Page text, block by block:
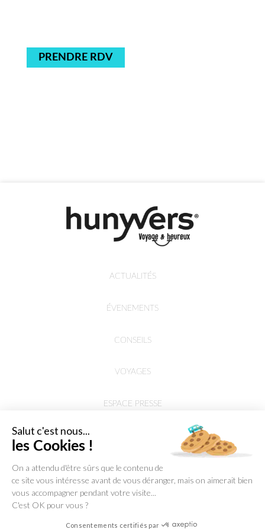
PRENDRE RDV
ACTUALITÉS
ÉVENEMENTS
CONSEILS
VOYAGES
ESPACE PRESSE
Salut c'est nous...
les Cookies !
On a attendu d'être sûrs que le contenu de
ce site vous intéresse avant de vous déranger, mais on aimerait bien
vous accompagner pendant votre visite...
C'est OK pour vous ?
Consentements certifiés par